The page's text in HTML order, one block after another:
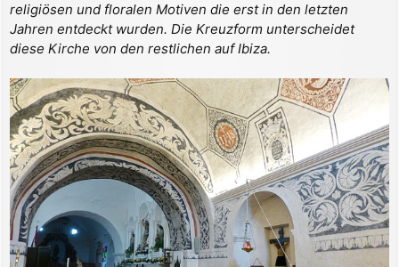
religiösen und floralen Motiven die erst in den letzten
Jahren entdeckt wurden. Die Kreuzform unterscheidet
diese Kirche von den restlichen auf Ibiza.